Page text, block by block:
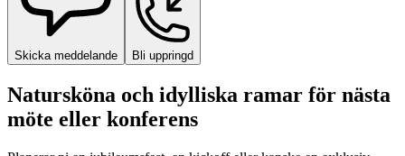
Skicka meddelande Bli uppringd
Natursköna och idylliska ramar för nästa
möte eller konferens